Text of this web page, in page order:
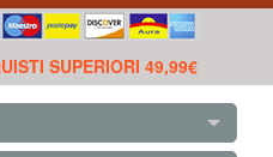
SUPERIORI 49,99€